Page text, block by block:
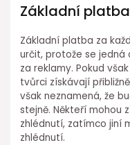
Základní
Základní platba za
určit, protože se jedná
za reklamy. Pokud
tvůrci získávají
však neznamená, že
stejně. Někteří mohou
zhlédnutí, zatímco jiní
zhlédnutí.